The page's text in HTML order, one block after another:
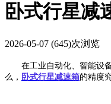
卧式行星减
2026-05-07 (645)次浏览
在工业自动化、智能设备
么， 卧式行星减速箱的精度